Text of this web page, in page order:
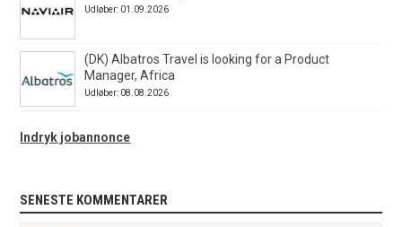
Udløber: 01.09.2026
(DK) Albatros Travel is looking for a Product
Manager, Africa
Udløber: 08.08.2026
Indryk jobannonce
SENESTE KOMMENTARER